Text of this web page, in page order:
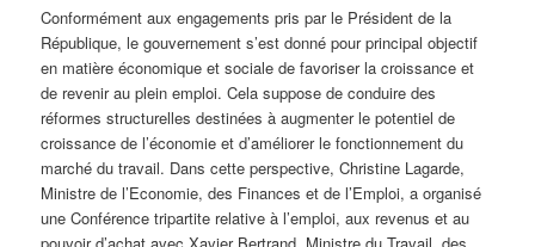
Conformément aux engagements pris par le Président de la
République, le gouvernement s’est donné pour principal objectif
en matière économique et sociale de favoriser la croissance et
de revenir au plein emploi. Cela suppose de conduire des
réformes structurelles destinées à augmenter le potentiel de
croissance de l’économie et d’améliorer le fonctionnement du
marché du travail. Dans cette perspective, Christine Lagarde,
Ministre de l’Economie, des Finances et de l’Emploi, a organisé
une Conférence tripartite relative à l’emploi, aux revenus et au
pouvoir d’achat avec Xavier Bertrand, Ministre du Travail, des